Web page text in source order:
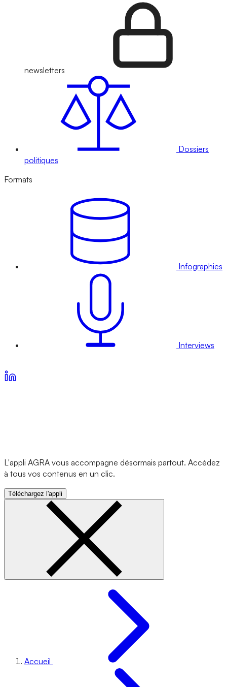
newsletters
Dossiers
politiques
Formats
Infographies
Interviews
L'appli AGRA vous accompagne désormais partout. Accédez
à tous vos contenus en un clic.
Téléchargez l'appli
Accueil